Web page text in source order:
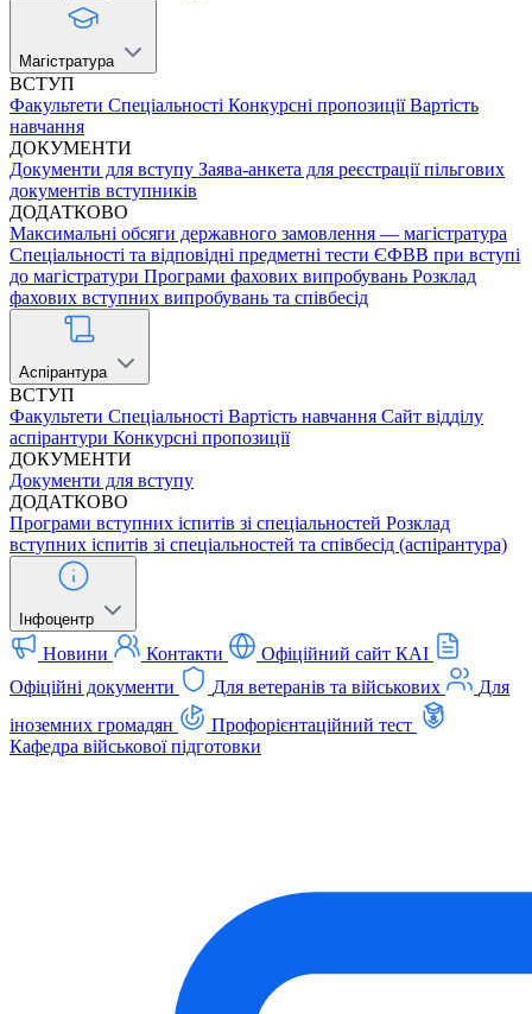
Магістратура
ВСТУП
Факультети Спеціальності Конкурсні пропозиції Вартість
навчання
ДОКУМЕНТИ
Документи для вступу Заява-анкета для реєстрації пільгових
документів вступників
ДОДАТКОВО
Максимальні обсяги державного замовлення — магістратура
Спеціальності та відповідні предметні тести ЄФВВ при вступі
до магістратури Програми фахових випробувань Розклад
фахових вступних випробувань та співбесід
Аспірантура
ВСТУП
Факультети Спеціальності Вартість навчання Сайт відділу
аспірантури Конкурсні пропозиції
ДОКУМЕНТИ
Документи для вступу
ДОДАТКОВО
Програми вступних іспитів зі спеціальностей Розклад
вступних іспитів зі спеціальностей та співбесід (аспірантура)
Інфоцентр
Новини Контакти
Офіційний сайт КАІ
Офіційні документи
Для ветеранів та військових
Для
іноземних громадян
Профорієнтаційний тест
Кафедра військової підготовки